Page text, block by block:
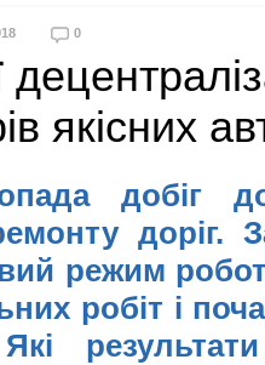
0
якісних
добіг
доріг.
режим
робіт і
Які